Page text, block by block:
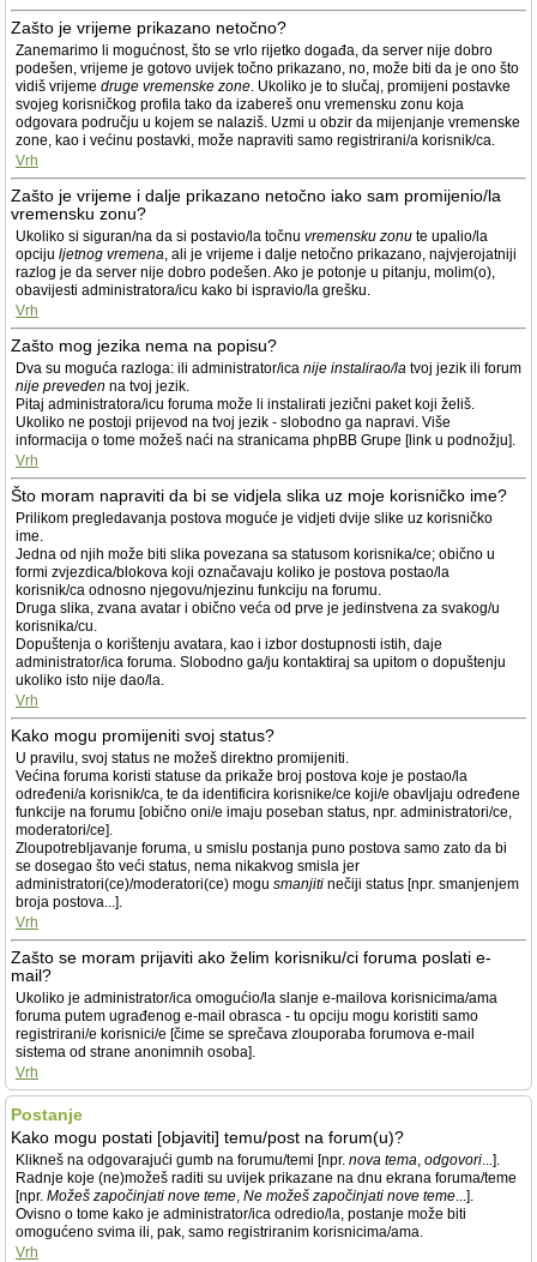
Zašto je vrijeme prikazano netočno?
Zanemarimo li mogućnost, što se vrlo rijetko događa, da server nije dobro
podešen, vrijeme je gotovo uvijek točno prikazano, no, može biti da je ono što
vidiš vrijeme druge vremenske zone. Ukoliko je to slučaj, promijeni postavke
svojeg korisničkog profila tako da izabereš onu vremensku zonu koja
odgovara području u kojem se nalaziš. Uzmi u obzir da mijenjanje vremenske
zone, kao i većinu postavki, može napraviti samo registrirani/a korisnik/ca.
Vrh
Zašto je vrijeme i dalje prikazano netočno iako sam promijenio/la
vremensku zonu?
Ukoliko si siguran/na da si postavio/la točnu vremensku zonu te upalio/la
opciju ljetnog vremena, ali je vrijeme i dalje netočno prikazano, najvjerojatniji
razlog je da server nije dobro podešen. Ako je potonje u pitanju, molim(o),
obavijesti administratora/icu kako bi ispravio/la grešku.
Vrh
Zašto mog jezika nema na popisu?
Dva su moguća razloga: ili administrator/ica nije instalirao/la tvoj jezik ili forum
nije preveden na tvoj jezik.
Pitaj administratora/icu foruma može li instalirati jezični paket koji želiš.
Ukoliko ne postoji prijevod na tvoj jezik - slobodno ga napravi. Više
informacija o tome možeš naći na stranicama phpBB Grupe [link u podnožju].
Vrh
Što moram napraviti da bi se vidjela slika uz moje korisničko ime?
Prilikom pregledavanja postova moguće je vidjeti dvije slike uz korisničko
ime.
Jedna od njih može biti slika povezana sa statusom korisnika/ce; obično u
formi zvjezdica/blokova koji označavaju koliko je postova postao/la
korisnik/ca odnosno njegovu/njezinu funkciju na forumu.
Druga slika, zvana avatar i obično veća od prve je jedinstvena za svakog/u
korisnika/cu.
Dopuštenja o korištenju avatara, kao i izbor dostupnosti istih, daje
administrator/ica foruma. Slobodno ga/ju kontaktiraj sa upitom o dopuštenju
ukoliko isto nije dao/la.
Vrh
Kako mogu promijeniti svoj status?
U pravilu, svoj status ne možeš direktno promijeniti.
Većina foruma koristi statuse da prikaže broj postova koje je postao/la
određeni/a korisnik/ca, te da identificira korisnike/ce koji/e obavljaju određene
funkcije na forumu [obično oni/e imaju poseban status, npr. administratori/ce,
moderatori/ce].
Zloupotrebljavanje foruma, u smislu postanja puno postova samo zato da bi
se dosegao što veći status, nema nikakvog smisla jer
administratori(ce)/moderatori(ce) mogu smanjiti nečiji status [npr. smanjenjem
broja postova...].
Vrh
Zašto se moram prijaviti ako želim korisniku/ci foruma poslati e-
mail?
Ukoliko je administrator/ica omogućio/la slanje e-mailova korisnicima/ama
foruma putem ugrađenog e-mail obrasca - tu opciju mogu koristiti samo
registrirani/e korisnici/e [čime se sprečava zlouporaba forumova e-mail
sistema od strane anonimnih osoba].
Vrh
Postanje
Kako mogu postati [objaviti] temu/post na forum(u)?
Klikneš na odgovarajući gumb na forumu/temi [npr. nova tema, odgovori...].
Radnje koje (ne)možeš raditi su uvijek prikazane na dnu ekrana foruma/teme
[npr. Možeš započinjati nove teme, Ne možeš započinjati nove teme...].
Ovisno o tome kako je administrator/ica odredio/la, postanje može biti
omogućeno svima ili, pak, samo registriranim korisnicima/ama.
Vrh